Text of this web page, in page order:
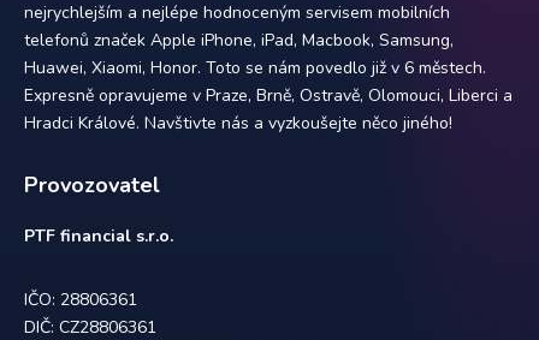
nejrychlejším a nejlépe hodnoceným servisem mobilních
telefonů značek Apple iPhone, iPad, Macbook, Samsung,
Huawei, Xiaomi, Honor. Toto se nám povedlo již v 6 městech.
Expresně opravujeme v Praze, Brně, Ostravě, Olomouci, Liberci a
Hradci Králové. Navštivte nás a vyzkoušejte něco jiného!
Provozovatel
PTF financial s.r.o.
IČO: 28806361
DIČ: CZ28806361